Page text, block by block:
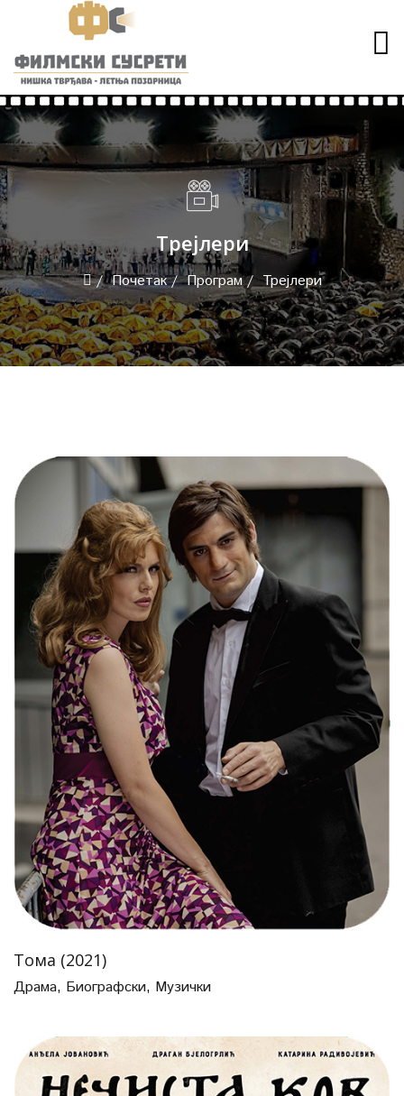
Трејлери
Почетак Програм Трејлери
Тома (2021)
Драма, Биографски, Музички